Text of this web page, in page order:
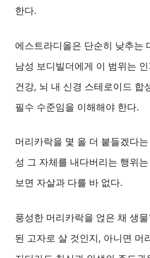
한다.
에스트라디올은 단순히 낮추는
남성 보디빌더에게 이 범위는
건강, 뇌 내 신경 스테로이드 합
필수 수준임을 이해해야 한다.
머리카락을 몇 올 더 붙들겠다
성 그 자체를 내다버리는 행위
보면 자살과 다를 바 없다.
풍성한 머리카락을 얹은 채 생
된 고자로 살 것인지, 아니면 머